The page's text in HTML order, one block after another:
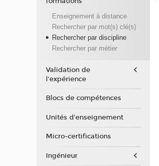
Enseignement à distance
Rechercher par mot(s) clé(s)
Rechercher par discipline
Rechercher par métier
Validation de
l'expérience
Blocs de compétences
Unités d'enseignement
Micro-certifications
Ingénieur